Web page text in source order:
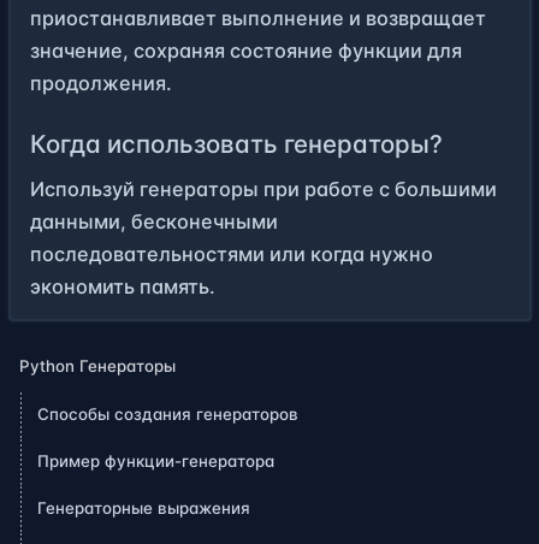
приостанавливает выполнение и возвращает
значение, сохраняя состояние функции для
продолжения.
Когда использовать генераторы?
Используй генераторы при работе с большими
данными, бесконечными
последовательностями или когда нужно
экономить память.
Python Генераторы
Способы создания генераторов
Пример функции-генератора
Генераторные выражения